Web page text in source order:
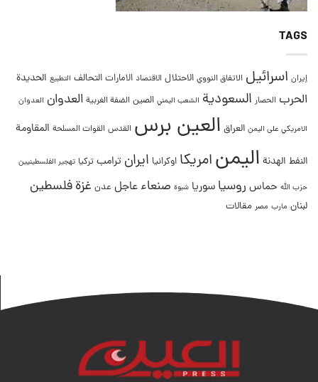
TAGS
إيران اسرائيل الاتفاق النووي الاحتلال الاقتصاد الامارات التحالف التطبيع الحديدة
الحرب الحصار السعودية الشعب اليمني الصين الضفة الغربية العدوان العدوان
الامريكي على اليمن العراق العين برس القدس القوات المسلحة المقاومة
النفط الهدنة اليمنامريكا اوكرانيا ايران ترامب تركيا تهجير الفلسطينيين
حزب الله حماس روسيا سوريا شبوة صنعاء عاجل عدن غزةفلسطين
لبنان مارب مصر مقالات